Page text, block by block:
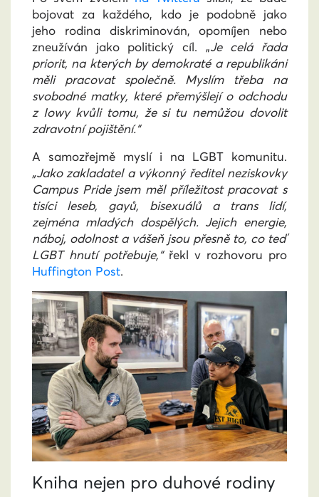
bojovat za každého, kdo je podobně jako
jeho rodina diskriminován, opomíjen nebo
zneužíván jako politický cíl. „Je celá řada
priorit, na kterých by demokraté a republikáni
měli pracovat společně. Myslím třeba na
svobodné matky, které přemýšlejí o odchodu
z Iowy kvůli tomu, že si tu nemůžou dovolit
zdravotní pojištění.“
A samozřejmě myslí i na LGBT komunitu.
„Jako zakladatel a výkonný ředitel neziskovky
Campus Pride jsem měl příležitost pracovat s
tisíci leseb, gayů, bisexuálů a trans lidí,
zejména mladých dospělých. Jejich energie,
náboj, odolnost a vášeň jsou přesně to, co teď
LGBT hnutí potřebuje,“řekl v rozhovoru pro
Huffington Post.
Kniha nejen pro duhové rodiny